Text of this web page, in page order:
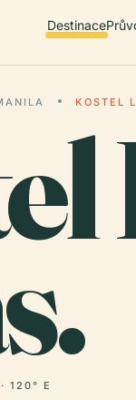
Destinace
KOSTEL
120° E